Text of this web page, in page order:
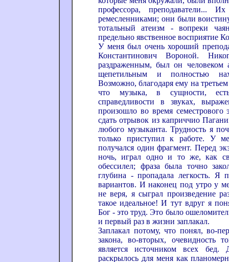
профессора, преподаватели...
ремесленниками; они были
тотальный атеизм - вопреки
предельно явственное восприятие
У меня был очень хороший
Константинович Вороной.
раздраженным, был он человеком
щепетильным и полностью
Возможно, благодаря ему на
что музыка, в сущности,
справедливости в звуках,
произошло во время
сдать отрывок из каприччио
любого музыканта. Трудность я
только приступил к работе. У
получался один фрагмент. Перед
ночь, играл одно и то же, как
обессилел; фраза была точно
глубина - пропадала легкость. Я
вариантов. И наконец под утро у
не веря, я сыграл произведение
такое идеальное! И тут вдруг я
Бог - это труд. Это было
и первый раз в жизни заплакал.
Заплакал потому, что понял, во-
закона, во-вторых, очевидность
является источником всех бед.
раскрылось для меня как